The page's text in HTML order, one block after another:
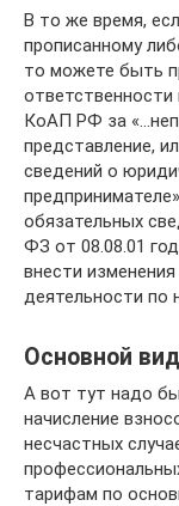
В то же время,
прописанному
то можете быть
ответственности
КоАП РФ за
представление,
сведений о
обязательных
ФЗ от 08.08.01
внести
деятельности по
Основной
А вот тут надо
начисление
несчастных
тарифам по